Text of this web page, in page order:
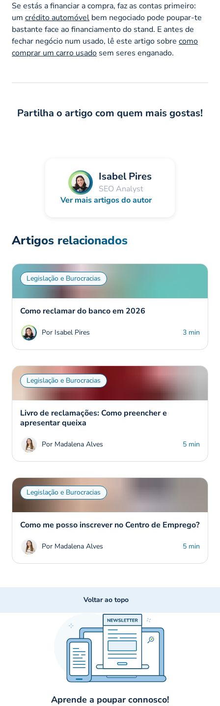
Se estás a financiar a compra, faz as contas primeiro:
um crédito automóvel bem negociado pode poupar-te
bastante face ao financiamento do stand. E antes de
fechar negócio num usado, lê este artigo sobre como
comprar um carro usado sem seres enganado.
Partilha o artigo com quem mais gostas!
Isabel Pires
SEO Analyst
Ver mais artigos do autor
Artigos relacionados
Legislação e Burocracias
Como reclamar do banco em 2026
Por Isabel Pires 3 min
Legislação e Burocracias
Livro de reclamações: Como preencher e
apresentar queixa
Por Madalena Alves 5 min
Legislação e Burocracias
Como me posso inscrever no Centro de Emprego?
Por Madalena Alves 5 min
Voltar ao topo
Aprende a poupar connosco!